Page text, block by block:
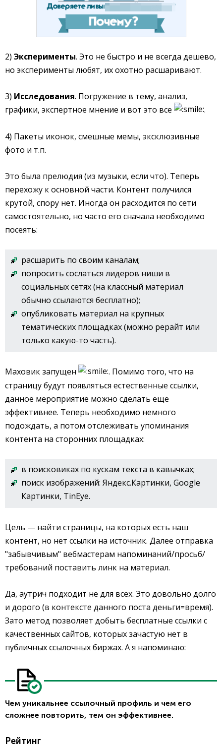
2) Эксперименты. Это не быстро и не всегда дешево,
но эксперименты любят, их охотно расшаривают.
3) Исследования. Погружение в тему, анализ,
графики, экспертное мнение и вот это все
.
4) Пакеты иконок, смешные мемы, эксклюзивные
фото и т.п.
Это была прелюдия (из музыки, если что). Теперь
перехожу к основной части. Контент получился
крутой, спору нет. Иногда он расходится по сети
самостоятельно, но часто его сначала необходимо
посеять:
расшарить по своим каналам;
попросить сослаться лидеров ниши в
социальных сетях (на классный материал
обычно ссылаются бесплатно);
опубликовать материал на крупных
тематических площадках (можно рерайт или
только какую-то часть).
Маховик запущен
. Помимо того, что на
страницу будут появляться естественные ссылки,
данное мероприятие можно сделать еще
эффективнее. Теперь необходимо немного
подождать, а потом отслеживать упоминания
контента на сторонних площадках:
в поисковиках по кускам текста в кавычках;
поиск изображений: Яндекс.Картинки, Google
Картинки, TinEye.
Цель — найти страницы, на которых есть наш
контент, но нет ссылки на источник. Далее отправка
"забывчивым" вебмастерам напоминаний/просьб/
требований поставить линк на материал.
Да, аутрич подходит не для всех. Это довольно долго
и дорого (в контексте данного поста деньги=время).
Зато метод позволяет добыть бесплатные ссылки с
качественных сайтов, которых зачастую нет в
публичных ссылочных биржах. А я напоминаю:
Чем уникальнее ссылочный профиль и чем его
сложнее повторить, тем он эффективнее.
Рейтинг